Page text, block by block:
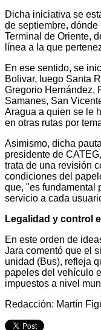
Dicha iniciativa se
de septiembre, dónde
Terminal de Oriente,
línea a la que
En ese sentido, se
Bolivar, luego Santa
Gregorio Hernández,
Samanes, San
Aragua a quien se le
en otras rutas por
Asimismo, dicha
presidente de
trata de una revisión
condiciones del
que, "es fundamental
servicio a cada
Legalidad y control
En este orden de
Jara comentó que el
unidad (Bus), refleja
papeles del vehículo
impuestos a nivel
Redacción: Martín